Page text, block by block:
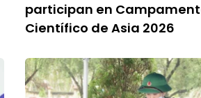
participan en
Científico de Asia 2026